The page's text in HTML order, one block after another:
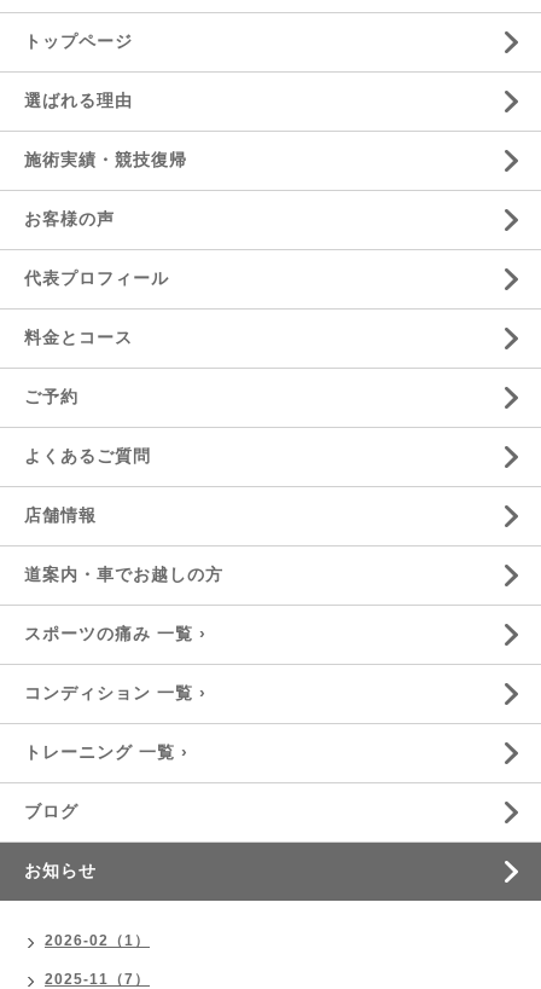
トップページ
選ばれる理由
施術実績・競技復帰
お客様の声
代表プロフィール
料金とコース
ご予約
よくあるご質問
店舗情報
道案内・車でお越しの方
スポーツの痛み 一覧 ›
コンディション 一覧 ›
トレーニング 一覧 ›
ブログ
お知らせ
2026-02（1）
2025-11（7）